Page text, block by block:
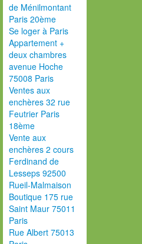
de Ménilmontant
Paris 20ème
Se loger à Paris
Appartement +
deux chambres
avenue Hoche
75008 Paris
Ventes aux
enchères 32 rue
Feutrier Paris
18ème
Vente aux
enchères 2 cours
Ferdinand de
Lesseps 92500
Rueil-Malmaison
Boutique 175 rue
Saint Maur 75011
Paris
Rue Albert 75013